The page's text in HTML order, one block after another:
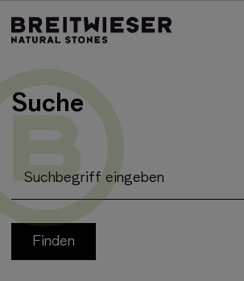
Springe zu:
Suche
Suchbegriff eingeben